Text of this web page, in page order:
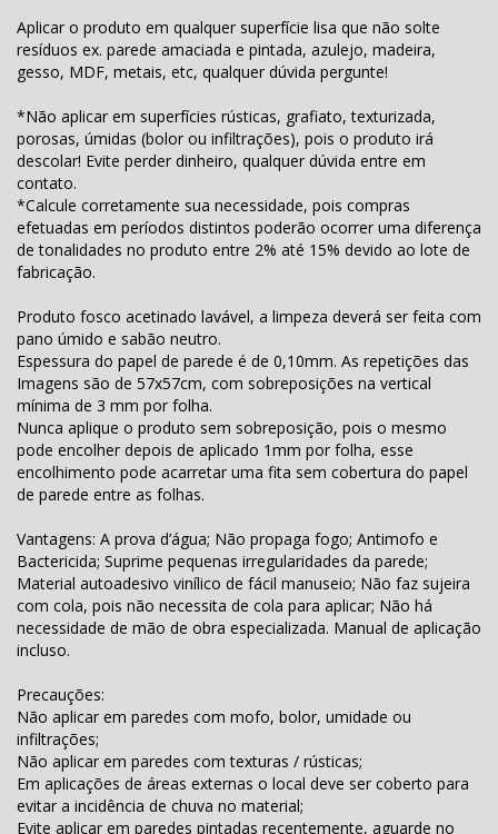
Aplicar o produto em qualquer superfície lisa que não solte
resíduos ex. parede amaciada e pintada, azulejo, madeira,
gesso, MDF, metais, etc, qualquer dúvida pergunte!
*Não aplicar em superfícies rústicas, grafiato, texturizada,
porosas, úmidas (bolor ou infiltrações), pois o produto irá
descolar! Evite perder dinheiro, qualquer dúvida entre em
contato.
*Calcule corretamente sua necessidade, pois compras
efetuadas em períodos distintos poderão ocorrer uma diferença
de tonalidades no produto entre 2% até 15% devido ao lote de
fabricação.
Produto fosco acetinado lavável, a limpeza deverá ser feita com
pano úmido e sabão neutro.
Espessura do papel de parede é de 0,10mm. As repetições das
Imagens são de 57x57cm, com sobreposições na vertical
mínima de 3 mm por folha.
Nunca aplique o produto sem sobreposição, pois o mesmo
pode encolher depois de aplicado 1mm por folha, esse
encolhimento pode acarretar uma fita sem cobertura do papel
de parede entre as folhas.
Vantagens: A prova d’água; Não propaga fogo; Antimofo e
Bactericida; Suprime pequenas irregularidades da parede;
Material autoadesivo vinílico de fácil manuseio; Não faz sujeira
com cola, pois não necessita de cola para aplicar; Não há
necessidade de mão de obra especializada. Manual de aplicação
incluso.
Precauções:
Não aplicar em paredes com mofo, bolor, umidade ou
infiltrações;
Não aplicar em paredes com texturas / rústicas;
Em aplicações de áreas externas o local deve ser coberto para
evitar a incidência de chuva no material;
Evite aplicar em paredes pintadas recentemente, aguarde no